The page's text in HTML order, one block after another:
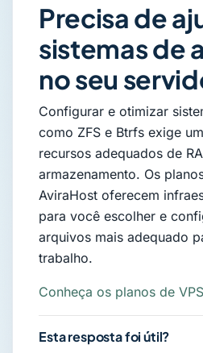
Precisa de
sistemas de
no seu
Configurar e otimizar
como ZFS e Btrfs exige
recursos adequados de
armazenamento. Os
AviraHost oferecem
para você escolher e
arquivos mais adequado
trabalho.
Conheça os planos de
Esta resposta foi útil?